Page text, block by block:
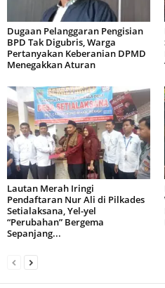
Dugaan Pelanggaran Pengisian
BPD Tak Digubris, Warga
Pertanyakan Keberanian DPMD
Menegakkan Aturan
Lautan Merah Iringi
Pendaftaran Nur Ali di Pilkades
Setialaksana, Yel-yel
“Perubahan” Bergema
Sepanjang...